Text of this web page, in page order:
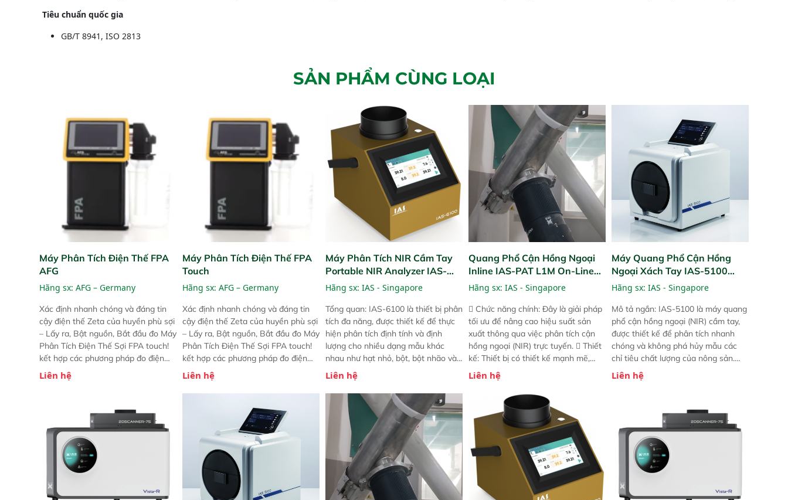
Tiêu chuẩn quốc gia
GB/T 8941, ISO 2813
SẢN PHẨM CÙNG LOẠI
Máy Phân Tích Điện Thế FPA
AFG
Hãng sx: AFG – Germany
Xác định nhanh chóng và đáng tin
cậy điện thế Zeta của huyền phù sợi
– Lấy ra, Bật nguồn, Bắt đầu đo Máy
Phân Tích Điện Thế Sợi FPA touch!
kết hợp các phương pháp đo điện
thế Zeta đã được chứng minh với sự
đơn giản tuyệt vời trong thao tác và
trước đó. Nhưng so với các phiên
bản trước, FPA touch! nhỏ hơn và
nhẹ hơn đáng kể, đồng thời được
nâng cấp với các tính năng mới.
Liên hệ
Máy Phân Tích Điện Thế FPA
Touch
Hãng sx: AFG – Germany
Xác định nhanh chóng và đáng tin
cậy điện thế Zeta của huyền phù sợi
– Lấy ra, Bật nguồn, Bắt đầu đo Máy
Phân Tích Điện Thế Sợi FPA touch!
kết hợp các phương pháp đo điện
thế Zeta đã được chứng minh với sự
đơn giản tuyệt vời trong thao tác và
vận hành của các phiên bản FPA
trước đó. Nhưng so với các phiên
bản trước, FPA touch! nhỏ hơn và
nhẹ hơn đáng kể, đồng thời được
nâng cấp với các tính năng mới.
Liên hệ
Máy Phân Tích NIR Cầm Tay
Portable NIR Analyzer IAS-
6100
Hãng sx: IAS - Singapore
Tổng quan: IAS-6100 là thiết bị phân
tích đa năng, được thiết kế để thực
hiện phân tích định tính và định
lượng cho nhiều dạng mẫu khác
nhau như hạt nhỏ, bột, bột nhão và
chất lỏng. Thiết bị này cho phép bất
kỳ ai cũng có thể thực hiện phân tích
đa thành phần chỉ với một nút bấm
đơn giản, mọi lúc, mọi nơi. Chuyên
dùng : phân tích mẫu nguyên liệu
thức ăn chăn nuôi, nguyên liệu thực
phẩm, nông sản,..
Liên hệ
Quang Phổ Cận Hồng Ngoại
Inline IAS-PAT L1M On-Line
NIR
Hãng sx: IAS - Singapore
 Chức năng chính: Đây là giải pháp
tối ưu để nâng cao hiệu suất sản
xuất thông qua việc phân tích cận
hồng ngoại (NIR) trực tuyến.  Thiết
kế: Thiết bị có thiết kế mạnh mẽ,
mô-đun hóa, hỗ trợ tản nhiệt tăng
cường và đã qua kiểm tra áp suất
nghiêm ngặt.  Cam kết: Mang lại
khả năng theo dõi thông số theo
thời gian thực và trực quan hóa dữ
liệu để tăng chỉ số ROI cho doanh
nghiệp.
Liên hệ
Máy Quang Phổ Cận Hồng
Ngoại Xách Tay IAS-5100
Portable NIR Analyzer
Hãng sx: IAS - Singapore
Mô tả ngắn: IAS-5100 là máy quang
phổ cận hồng ngoại (NIR) cầm tay,
được thiết kế để phân tích nhanh
chóng và không phá hủy mẫu các
chỉ tiêu chất lượng của nông sản.
Phạm vi sử dụng: Thiết bị linh hoạt
cho nhiều kịch bản khác nhau như
xuất hoặc trực tiếp ngoài đồng
Liên hệ